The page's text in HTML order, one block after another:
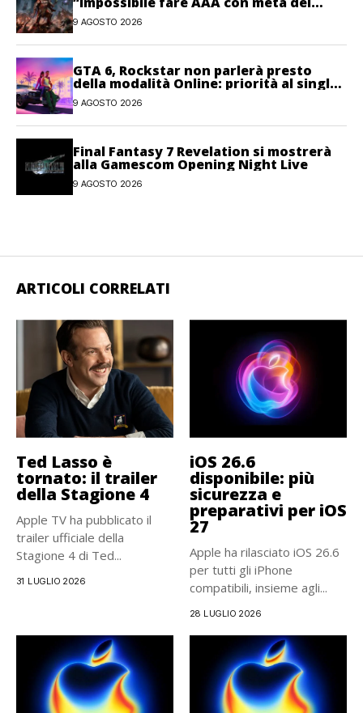
personale”
9 AGOSTO 2026
GTA 6, Rockstar non parlerà presto
della modalità Online: priorità al single-
player
9 AGOSTO 2026
Final Fantasy 7 Revelation si mostrerà
alla Gamescom Opening Night Live
9 AGOSTO 2026
ARTICOLI CORRELATI
Ted Lasso è
tornato: il trailer
della Stagione 4
Apple TV ha pubblicato il
trailer ufficiale della
Stagione 4 di Ted...
31 LUGLIO 2026
iOS 26.6
disponibile: più
sicurezza e
preparativi per iOS
27
Apple ha rilasciato iOS 26.6
per tutti gli iPhone
compatibili, insieme agli...
28 LUGLIO 2026